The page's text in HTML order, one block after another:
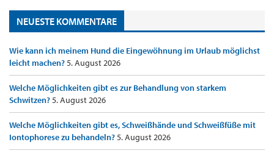
NEUESTE KOMMENTARE
Wie kann ich meinem Hund die Eingewöhnung im Urlaub möglichst
leicht machen?5. August 2026
Welche Möglichkeiten gibt es zur Behandlung von starkem
Schwitzen?5. August 2026
Welche Möglichkeiten gibt es, Schweißhände und Schweißfüße mit
Iontophorese zu behandeln?5. August 2026